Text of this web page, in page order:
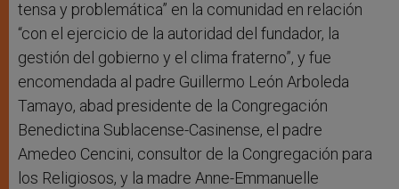
tensa y problemática” en la comunidad en relación
“con el ejercicio de la autoridad del fundador, la
gestión del gobierno y el clima fraterno”, y fue
encomendada al padre Guillermo León Arboleda
Tamayo, abad presidente de la Congregación
Benedictina Sublacense-Casinense, el padre
Amedeo Cencini, consultor de la Congregación para
los Religiosos, y la madre Anne-Emmanuelle